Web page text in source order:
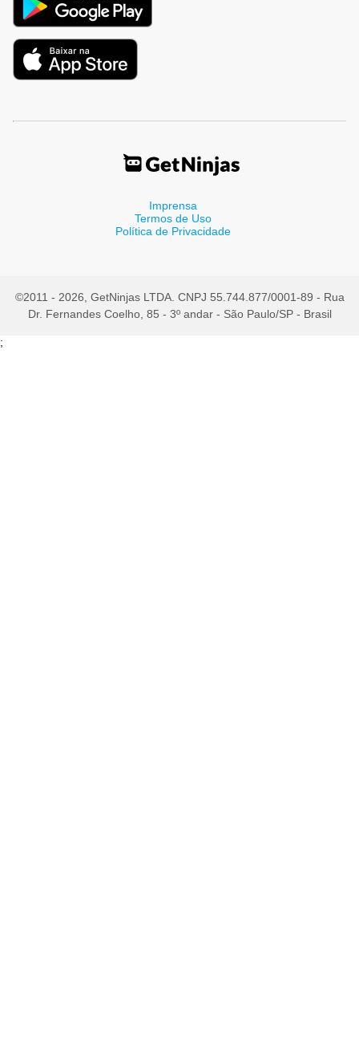
Imprensa
Termos de Uso
Política de Privacidade
©2011 - 2026, GetNinjas LTDA. CNPJ 55.744.877/0001-89 - Rua
Dr. Fernandes Coelho, 85 - 3º andar - São Paulo/SP - Brasil
;